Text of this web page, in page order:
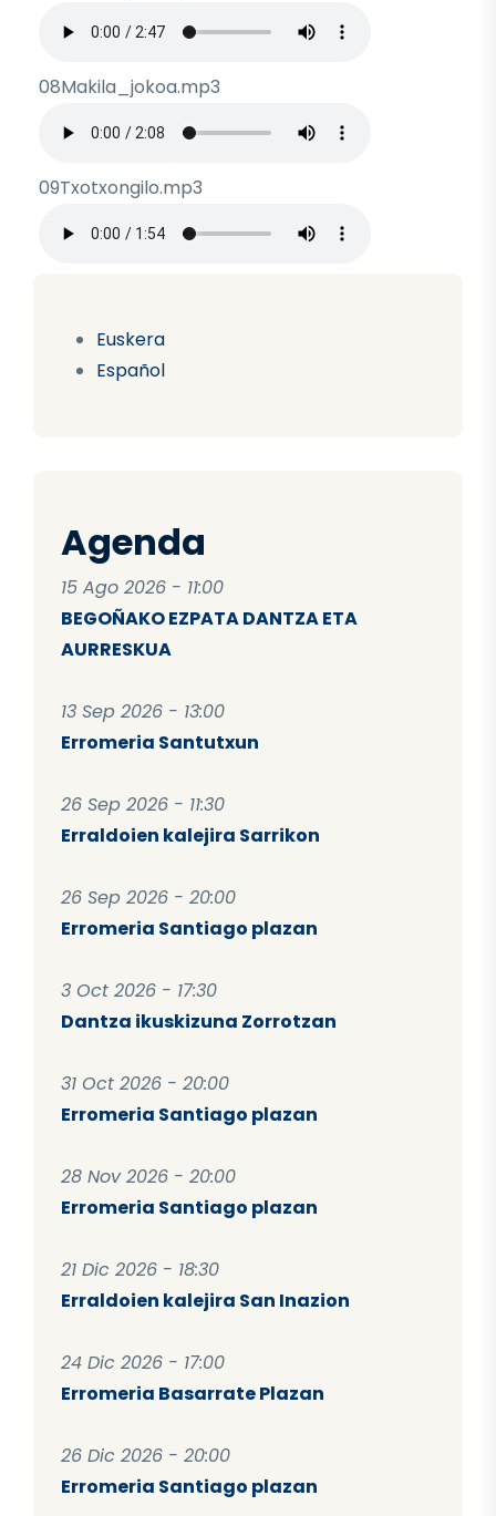
Euskera
Español
Agenda
15 Ago 2026 - 11:00
BEGOÑAKO EZPATA DANTZA ETA
AURRESKUA
13 Sep 2026 - 13:00
Erromeria Santutxun
26 Sep 2026 - 11:30
Erraldoien kalejira Sarrikon
26 Sep 2026 - 20:00
Erromeria Santiago plazan
3 Oct 2026 - 17:30
Dantza ikuskizuna Zorrotzan
31 Oct 2026 - 20:00
Erromeria Santiago plazan
28 Nov 2026 - 20:00
Erromeria Santiago plazan
21 Dic 2026 - 18:30
Erraldoien kalejira San Inazion
24 Dic 2026 - 17:00
Erromeria Basarrate Plazan
26 Dic 2026 - 20:00
Erromeria Santiago plazan
08Makila_jokoa.mp3
09Txotxongilo.mp3